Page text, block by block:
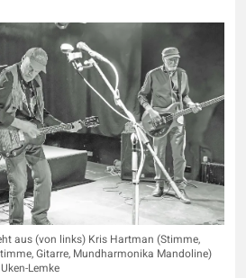
aus (von links) Kris Hartman (Stimme,
Gitarre, Mundharmonika Mandoline)
Lemke